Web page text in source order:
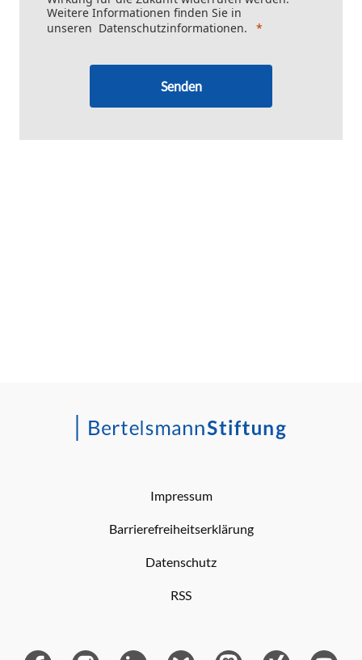
Weitere Informationen finden Sie in
unseren Datenschutzinformationen.
Senden
Impressum
Barrierefreiheitserklärung
Datenschutz
RSS